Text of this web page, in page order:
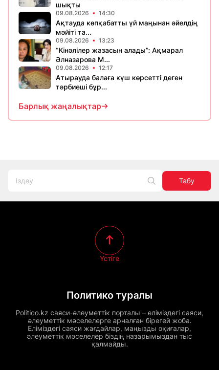
шықты
09.08.2026 14:30
Ақтауда көпқабатты үй маңынан әйелдің
мәйіті та...
09.08.2026 13:23
“Кінәлілер жазасын алады”: Ақмарал
Әлназарова М...
09.08.2026 12:17
Атырауда балаға күш көрсетті деген
тәрбиеші бұр...
Барлық жаңалықтар
Табу
Политико туралы
Politico.kz саяси-әлеуметтік порталы – еліміздегі саяси,
әлеуметтік мәселелерге арналған бірегей жоба.
Еліміздегі саяси жағдайлар, маңызды оқиғалар,
әлеуметтік мәселелер біздің назарымыздан тыс
қалмайды.
Үстіге